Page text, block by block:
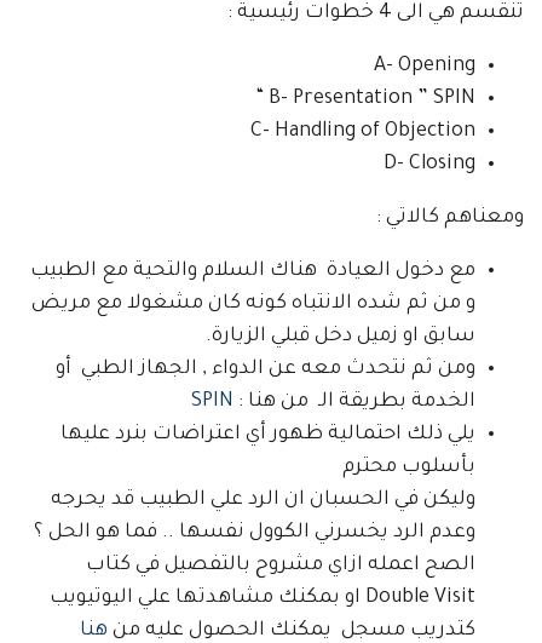
تنقسم هي الى 4 خطوات رئيسية :
A- Opening
B- Presentation ” SPIN “
C- Handling of Objection
D- Closing
ومعناهم كالاتي :
مع دخول العيادة هناك السلام والتحية مع الطبيب
و من ثم شده الانتباه كونه كان مشغولا مع مريض
سابق او زميل دخل قبلي الزيارة.
ومن ثم نتحدث معه عن الدواء , الجهاز الطبي أو
الخدمة بطريقة الـ من هنا : SPIN
يلي ذلك احتمالية ظهور أي اعتراضات بنرد عليها
بأسلوب محترم
وليكن في الحسبان ان الرد علي الطبيب قد يحرجه
وعدم الرد يخسرني الكوول نفسها .. فما هو الحل ؟
الصح اعمله ازاي مشروح بالتفصيل في كتاب
Double Visit او بمكنك مشاهدتها علي اليوتيويب
كتدريب مسجل يمكنك الحصول عليه من هنا